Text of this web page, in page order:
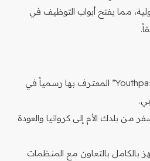
مما يفتح أبواب التوظيف في
الحصول على شهادة “Youthpass” المعترف بها رسمياً في
من بلدك الأم إلى كرواتيا والعودة
بالتعاون مع المنظمات